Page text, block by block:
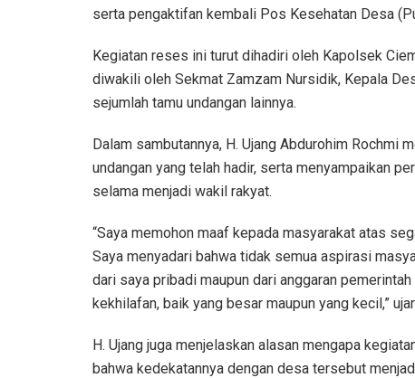
serta pengaktifan kembali Pos Kesehatan Desa
Kegiatan reses ini turut dihadiri oleh Kapolsek
diwakili oleh Sekmat Zamzam Nursidik, Kepala
sejumlah tamu undangan lainnya.
Dalam sambutannya, H. Ujang Abdurohim Rochmi
undangan yang telah hadir, serta menyampaikan
selama menjadi wakil rakyat.
“Saya memohon maaf kepada masyarakat atas
Saya menyadari bahwa tidak semua aspirasi
dari saya pribadi maupun dari anggaran
kekhilafan, baik yang besar maupun yang kecil,”
H. Ujang juga menjelaskan alasan mengapa
bahwa kedekatannya dengan desa tersebut